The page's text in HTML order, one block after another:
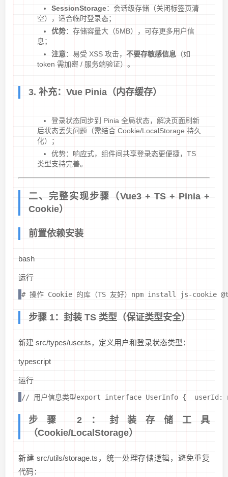
SessionStorage：会话级存储（关闭标签页清
空），适合临时登录态；
优势：存储容量大（5MB），可存更多用户信
息；
注意：易受 XSS 攻击， 不要存敏感信息 （如
token 需加密 / 服务端验证）。
3. 补充：Vue Pinia（内存缓存）
登录状态同步到 Pinia 全局状态，解决页面刷新
后状态丢失问题（需结合 Cookie/LocalStorage 持久
化）；
优势：响应式，组件间共享登录态更便捷，TS
类型支持完善。
二、完整实现步骤（Vue3 + TS + Pinia +
Cookie）
前置依赖安装
bash
运行
# 操作 Cookie 的库（TS 友好）npm install js-cookie
步骤 1：封装 TS 类型（保证类型安全）
新建 src/types/user.ts，定义用户和登录状态类型：
typescript
运行
// 用户信息类型export interface UserInfo {
步骤 2：封装存储工具
（Cookie/LocalStorage）
新建 src/utils/storage.ts，统一处理存储逻辑，避免重复
代码：